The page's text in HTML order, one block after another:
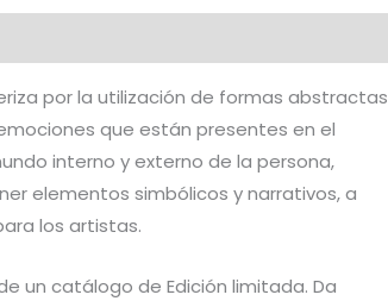
por la utilización de formas abstractas
que están presentes en el
interno y externo de la persona,
elementos simbólicos y narrativos, a
los artistas.
un catálogo de Edición limitada. Da